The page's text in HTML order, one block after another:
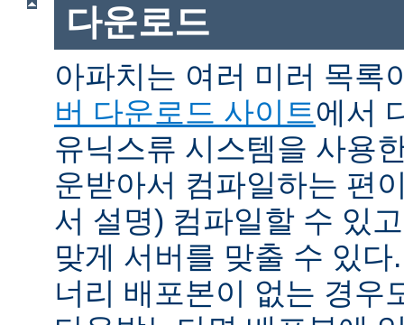
다운로드
아파치는 여러 미러 목록
버 다운로드 사이트에서
유닉스류 시스템을 사용
운받아서 컴파일하는 편
서 설명) 컴파일할 수 있
맞게 서버를 맞출 수 있
너리 배포본이 없는 경우